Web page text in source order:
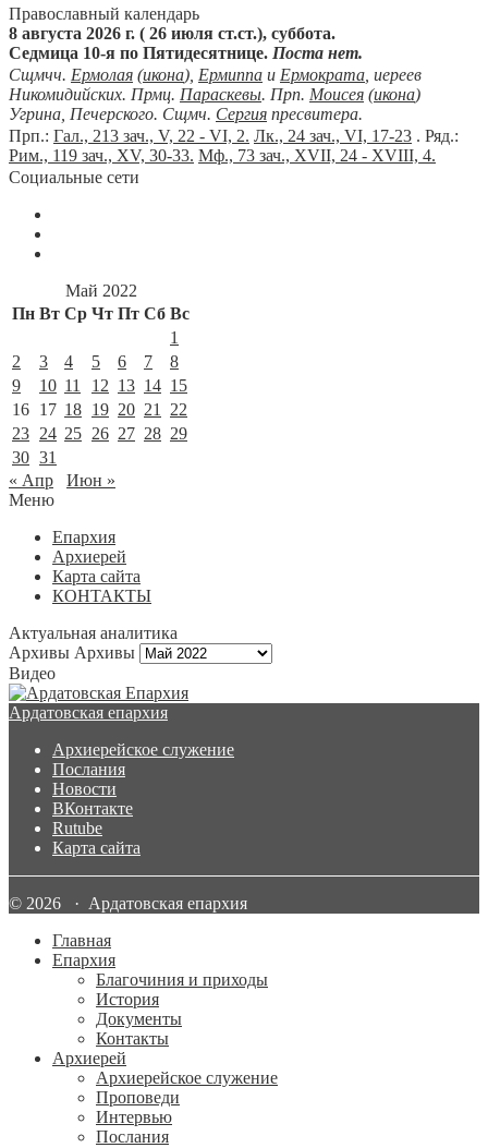
Православный календарь
8 августа 2026 г. ( 26 июля ст.ст.), суббота.
Седмица 10-я по Пятидесятнице. Поста нет.
Сщмчч. Ермолая (икона), Ермиппа и Ермократа , иереев
Никомидийских. Прмц. Параскевы. Прп. Моисея (икона)
Угрина, Печерского. Сщмч. Сергия пресвитера.
Прп.: Гал., 213 зач., V, 22 - VI, 2. Лк., 24 зач., VI, 17-23 . Ряд.:
Рим., 119 зач., XV, 30-33. Мф., 73 зач., XVII, 24 - XVIII, 4.
Социальные сети
Май 2022
Пн Вт Ср Чт Пт Сб Вс
1
2
3 4 5 6 7
8
9
10 11 12 13 14 15
16 17 18 19 20 21
22
23 24 25 26 27 28 29
30 31
« Апр
Июн »
Меню
Епархия
Архиерей
Карта сайта
КОНТАКТЫ
Актуальная аналитика
Архивы Архивы
Видео
Ардатовская епархия
Архиерейское служение
Послания
Новости
ВКонтакте
Rutube
Карта сайта
© 2026 · Ардатовская епархия
Главная
Епархия
Благочиния и приходы
История
Документы
Контакты
Архиерей
Архиерейское служение
Проповеди
Интервью
Послания